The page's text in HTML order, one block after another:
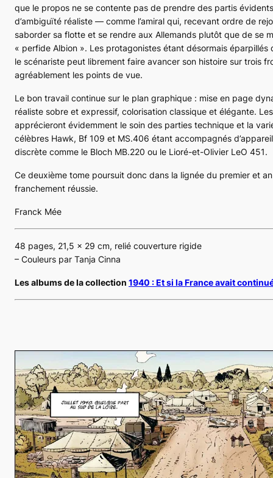
que le propos ne se contente pas de prendre des partis
d’ambiguïté réaliste — comme l’amiral qui, recevant ordre de
saborder sa flotte et se rendre aux Allemands plutôt que de se
« perfide Albion ». Les protagonistes étant désormais éparpillés
le scénariste peut librement faire avancer son histoire sur trois
agréablement les points de vue.
Le bon travail continue sur le plan graphique : mise en page
réaliste sobre et expressif, colorisation classique et élégante.
apprécieront évidemment le soin des parties technique et la
célèbres Hawk, Bf 109 et MS.406 étant accompagnés
discrète comme le Bloch MB.220 ou le Lioré-et-Olivier LeO 451.
Ce deuxième tome poursuit donc dans la lignée du premier et
franchement réussie.
Franck Mée
48 pages, 21,5 x 29 cm, relié couverture rigide
– Couleurs par Tanja Cinna
Les albums de la collection 1940 : Et si la France avait